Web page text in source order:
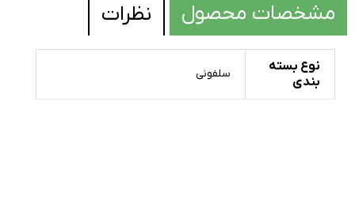
مشخصات محصول نظرات
نوع بسته
بندی
سلفونی